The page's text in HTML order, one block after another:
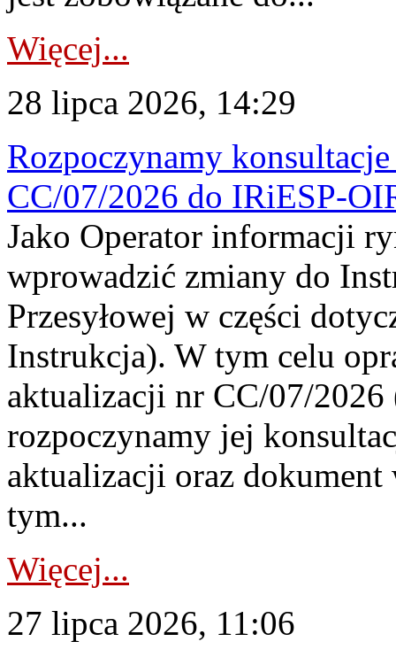
Więcej...
28 lipca 2026, 14:29
Rozpoczynamy
CC/07/2026 do IRiESP-
Jako Operator informacji
wprowadzić zmiany do
Przesyłowej w części
Instrukcja). W tym celu
aktualizacji nr CC/07/
rozpoczynamy jej
aktualizacji oraz
tym...
Więcej...
27 lipca 2026, 11:06